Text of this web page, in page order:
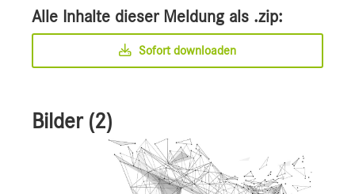
Alle Inhalte dieser Meldung als .zip:
Sofort downloaden
Bilder (2)